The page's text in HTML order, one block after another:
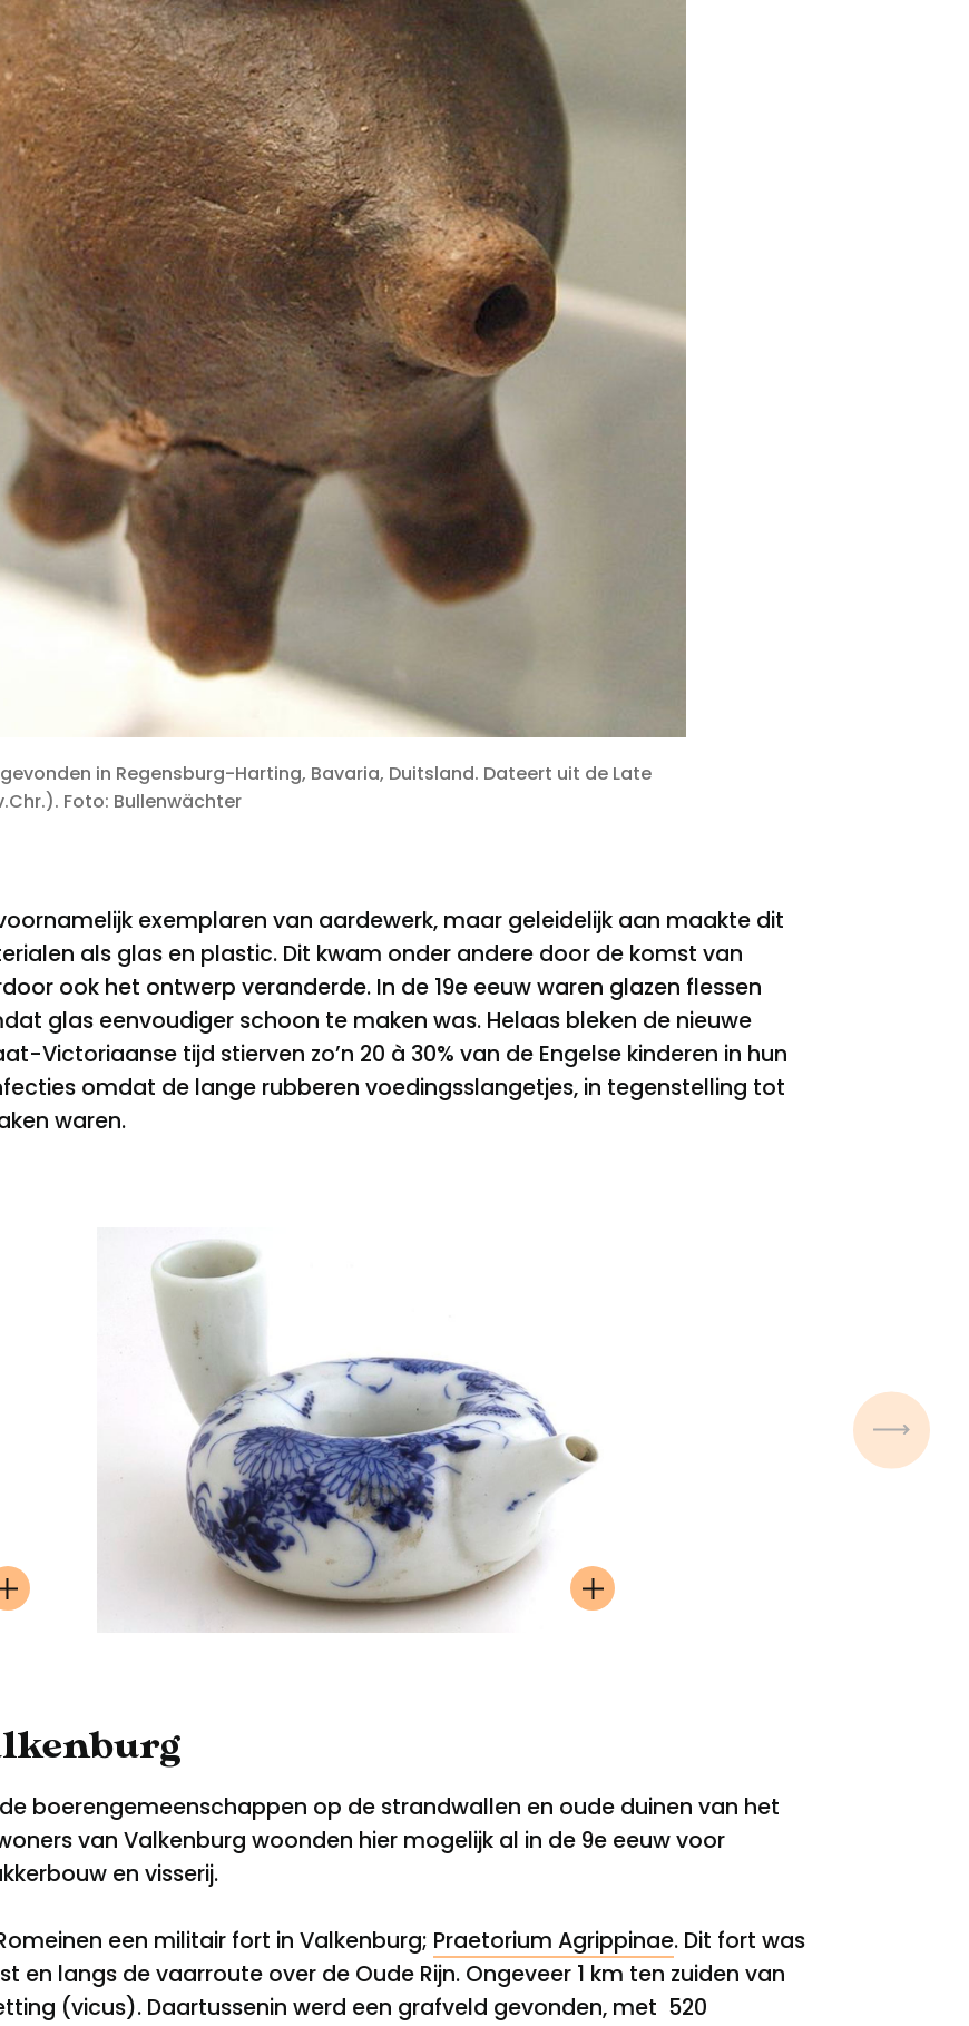
in Regensburg-Harting, Bavaria, Duitsland. Dateert uit de Late
Foto: Bullenwächter
exemplaren van aardewerk, maar geleidelijk aan maakte dit
als glas en plastic. Dit kwam onder andere door de komst van
ook het ontwerp veranderde. In de 19eeeuw waren glazen flessen
glas eenvoudiger schoon te maken was. Helaas bleken de nieuwe
Victoriaanse tijd stierven zo’n 20 à 30% van de Engelse kinderen in hun
omdat de lange rubberen voedingsslangetjes, in tegenstelling tot
waren.
boerengemeenschappen op de strandwallen en oude duinen van het
van Valkenburg woonden hier mogelijk al in de 9eeeuw voor
en visserij.
een militair fort in Valkenburg; Praetorium Agrippinae. Dit fort was
en langs de vaarroute over de Oude Rijn. Ongeveer 1 km ten zuiden van
(vicus). Daartussenin werd een grafveld gevonden, met 520